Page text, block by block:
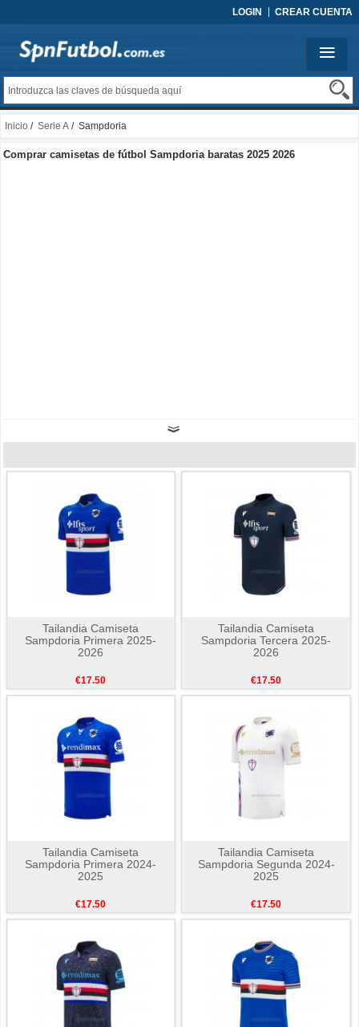
LOGIN CREAR CUENTA
Inicio / Serie A / Sampdoria
Comprar camisetas de fútbol Sampdoria baratas 2025 2026
Tailandia Camiseta
Sampdoria Primera 2025-
2026
€17.50
Tailandia Camiseta
Sampdoria Tercera 2025-
2026
€17.50
Tailandia Camiseta
Sampdoria Primera 2024-
2025
€17.50
Tailandia Camiseta
Sampdoria Segunda 2024-
2025
€17.50